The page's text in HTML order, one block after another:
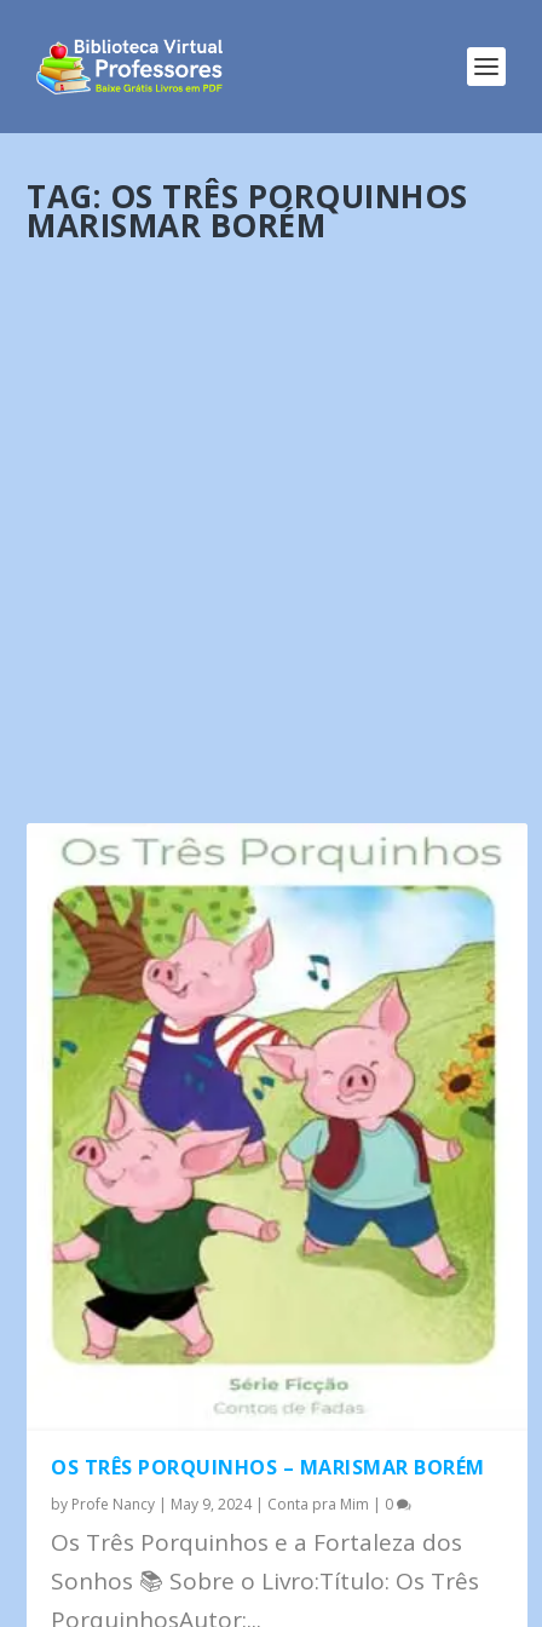
TAG: OS TRÊS PORQUINHOS
MARISMAR BORÉM
OS TRÊS PORQUINHOS – MARISMAR BORÉM
by Profe Nancy | May 9, 2024| Conta pra Mim | 0
Os Três Porquinhos e a Fortaleza dos
Sonhos 📚 Sobre o Livro:Título: Os Três
PorquinhosAutor:...